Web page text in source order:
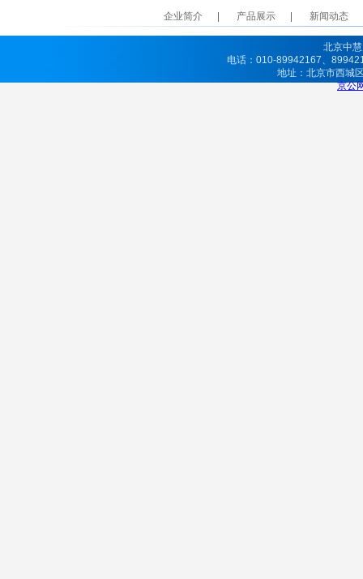
企业简介 产品展示 新闻动态
北京中
电话：010-89942167、
地址：北京市西
京公